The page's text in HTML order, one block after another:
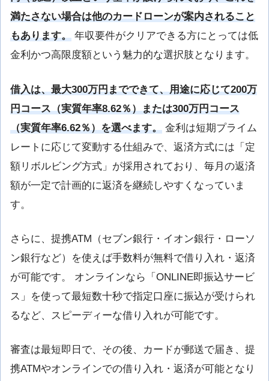
満たさない場合は他のカードローンが案内されること
もあります。 年収要件がクリアできる方にとっては低
金利かつ高限度額という魅力的な選択肢となります。
借入は、最大300万円までできて、用途に応じて200万
円コース（実質年率8.62％）または300万円コース
（実質年率6.62％）を選べます。 金利は短期プライム
レートに応じて変動する仕組みで、返済方式には「定
額リボルビング方式」が採用されており、毎月の返済
額が一定で計画的に返済を継続しやすくなっていま
す。
さらに、提携ATM（セブン銀行・イオン銀行・ローソ
ン銀行など）を使えば手数料が無料で借り入れ・返済
が可能です。 オンラインなら「ONLINE即振込サービ
ス」を使って最短数十秒で指定口座に振込が受けられ
るなど、スピーディーな借り入れが可能です。
審査は最短即日で、その後、カードが郵送で届き、提
携ATMやオンラインでの借り入れ・返済が可能となり